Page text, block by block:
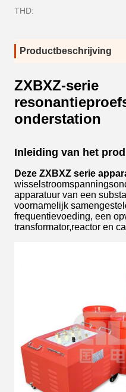
THD:
Productbeschrijving
ZXBXZ-serie
onderstation
Inleiding van het
Deze ZXBXZ serie
apparatuur van een
voornamelijk
frequentievoeding, een
transformator,reactor en